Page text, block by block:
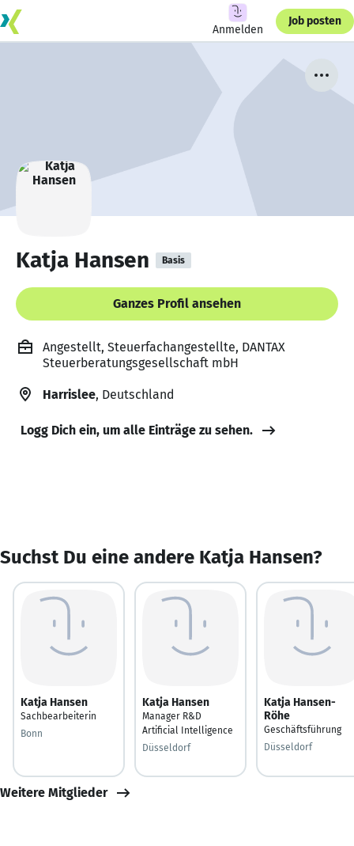
Anmelden
Job posten
Katja Hansen Basis
Ganzes Profil ansehen
Angestellt, Steuerfachangestellte, DANTAX
Steuerberatungsgesellschaft mbH
Harrislee, Deutschland
Logg Dich ein, um alle Einträge zu sehen.
Suchst Du eine andere Katja Hansen?
Katja Hansen
Sachbearbeiterin
Bonn
Katja Hansen
Manager R&D
Artificial Intelligence
Düsseldorf
Katja Hansen-
Röhe
Geschäftsführung
Düsseldorf
Weitere Mitglieder